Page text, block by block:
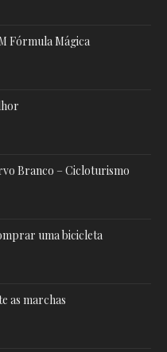
Fórmula Mágica
Branco – Cicloturismo
uma bicicleta
as marchas